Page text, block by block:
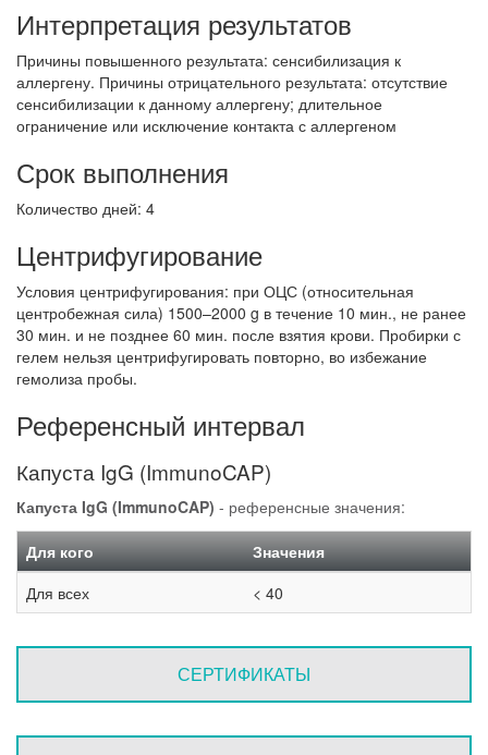
Интерпретация результатов
Причины повышенного результата: сенсибилизация к
аллергену. Причины отрицательного результата: отсутствие
сенсибилизации к данному аллергену; длительное
ограничение или исключение контакта с аллергеном
Срок выполнения
Количество дней: 4
Центрифугирование
Условия центрифугирования: при ОЦС (относительная
центробежная сила) 1500–2000 g в течение 10 мин., не ранее
30 мин. и не позднее 60 мин. после взятия крови. Пробирки с
гелем нельзя центрифугировать повторно, во избежание
гемолиза пробы.
Референсный интервал
Капуста IgG (ImmunoCAP)
Капуста IgG (ImmunoCAP) - референсные значения:
Для кого
Значения
Для всех
< 40
СЕРТИФИКАТЫ